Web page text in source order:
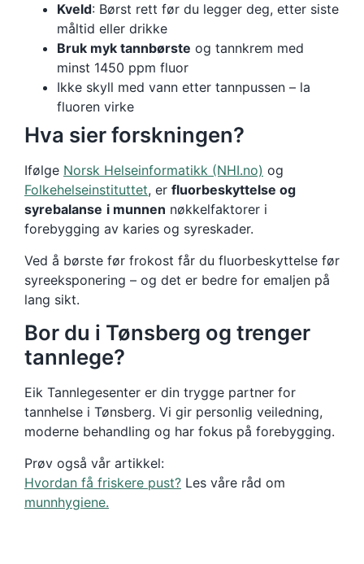
Kveld: Børst rett før du legger deg, etter siste
måltid eller drikke
Bruk myk tannbørste og tannkrem med
minst 1450 ppm fluor
Ikke skyll med vann etter tannpussen – la
fluoren virke
Hva sier forskningen?
Ifølge Norsk Helseinformatikk (NHI.no) og
Folkehelseinstituttet, er fluorbeskyttelse og
syrebalanse i munnen nøkkelfaktorer i
forebygging av karies og syreskader.
Ved å børste før frokost får du fluorbeskyttelse før
syreeksponering – og det er bedre for emaljen på
lang sikt.
Bor du i Tønsberg og trenger
tannlege?
Eik Tannlegesenter er din trygge partner for
tannhelse i Tønsberg. Vi gir personlig veiledning,
moderne behandling og har fokus på forebygging.
Prøv også vår artikkel:
Hvordan få friskere pust? Les våre råd om
munnhygiene.